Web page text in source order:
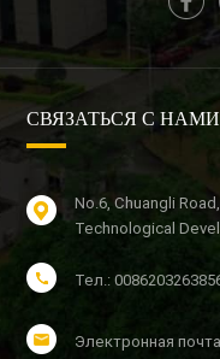
СВЯЗАТЬСЯ С НАМИ
No.6, Chuangli
Technological
Тел.:
Электронная